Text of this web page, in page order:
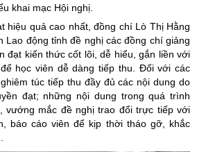
khai mạc Hội nghị.
hiệu quả cao nhất, đồng chí Lò Thị Hằng
Lao động tỉnh đề nghị các đồng chí giảng
đạt kiến thức cốt lõi, dễ hiểu, gắn liền với
học viên dễ dàng tiếp thu. Đối với các
túc tiếp thu đầy đủ các nội dung do
đạt; những nội dung trong quá trình
vướng mắc đề nghị trao đổi trực tiếp với
báo cáo viên để kịp thời tháo gỡ, khắc